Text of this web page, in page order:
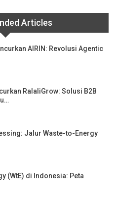
Articles
AIRIN: Revolusi Agentic
RalaliGrow: Solusi B2B
Jalur Waste-to-Energy
(WtE) di Indonesia: Peta